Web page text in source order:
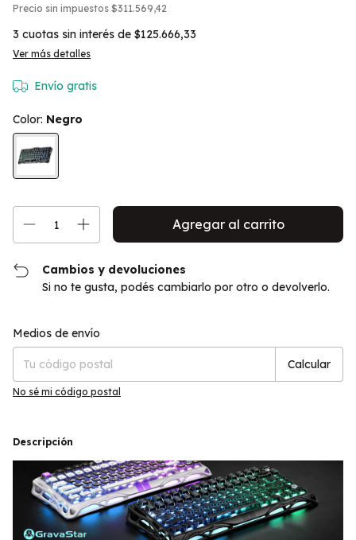
Precio sin impuestos $311.569,42
3 cuotas sin interés de $125.666,33
Ver más detalles
Envío gratis
Color: Negro
Cambios y devoluciones
Si no te gusta, podés cambiarlo por otro o devolverlo.
Entregas para el CP:
Medios de envío
Calcular
No sé mi código postal
Descripción